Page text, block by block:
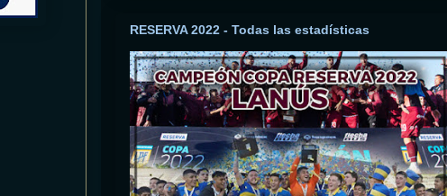
RESERVA 2022 - Todas las estadísticas